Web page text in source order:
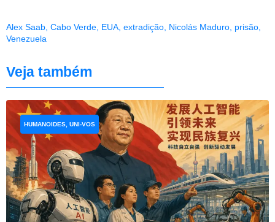
Alex Saab, Cabo Verde, EUA, extradição, Nicolás Maduro, prisão,
Venezuela
Veja também
HUMANOIDES, UNI-VOS